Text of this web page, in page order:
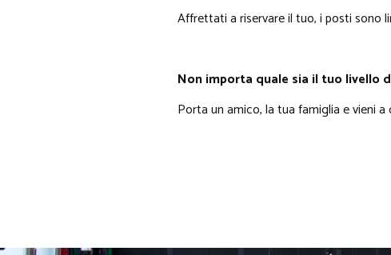
Affrettati a riservare il tuo, i posti sono
Non importa quale sia il tuo livello
Porta un amico, la tua famiglia e vieni